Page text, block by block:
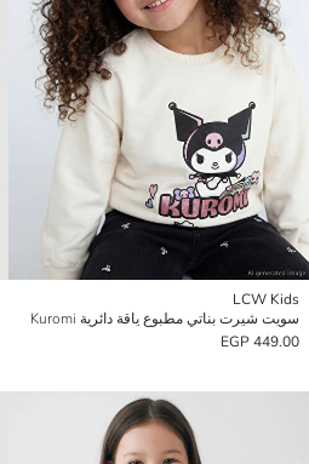
LCW Kids
سويت شيرت بناتي مطبوع ياقة دائرية Kuromi
449.00 EGP